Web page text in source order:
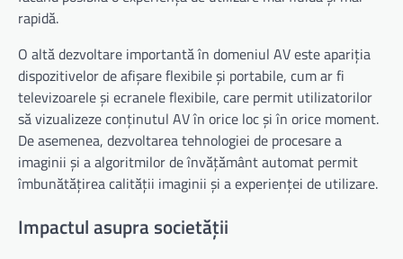
rapidă.
O altă dezvoltare importantă în domeniul AV este apariția
dispozitivelor de afișare flexibile și portabile, cum ar fi
televizoarele și ecranele flexibile, care permit utilizatorilor
să vizualizeze conținutul AV în orice loc și în orice moment.
De asemenea, dezvoltarea tehnologiei de procesare a
imaginii și a algoritmilor de învățământ automat permit
îmbunătățirea calității imaginii și a experienței de utilizare.
Impactul asupra societății